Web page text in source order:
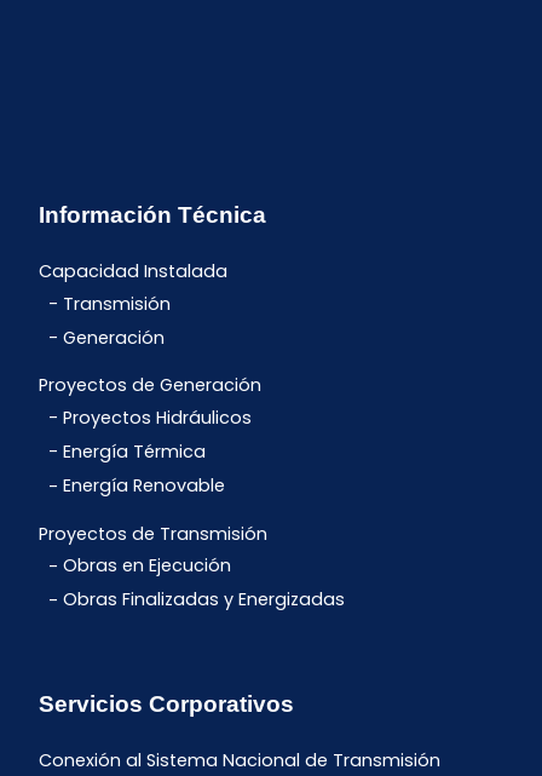
Información Técnica
Capacidad Instalada
Transmisión
Generación
Proyectos de Generación
Proyectos Hidráulicos
Energía Térmica
Energía Renovable
Proyectos de Transmisión
Obras en Ejecución
Obras Finalizadas y Energizadas
Servicios Corporativos
Conexión al Sistema Nacional de Transmisión